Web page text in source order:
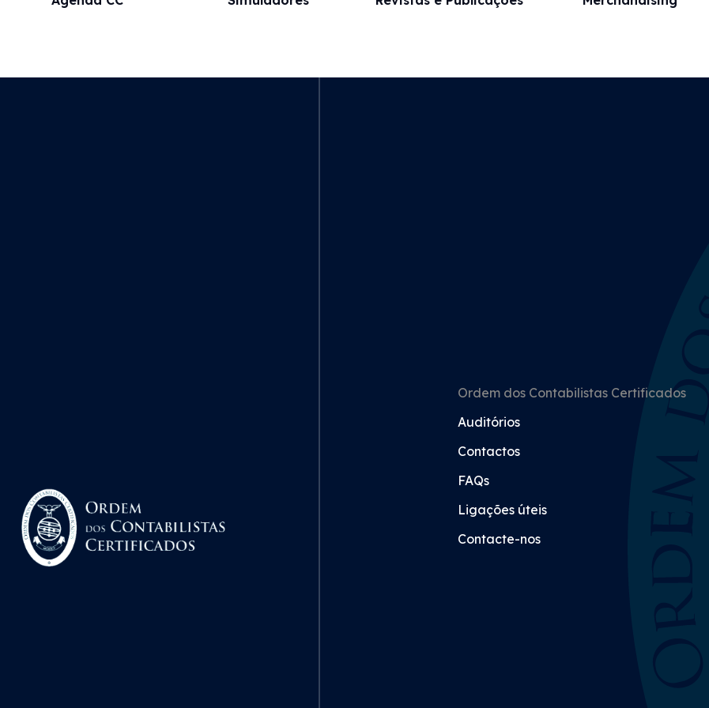
Ordem dos Contabilistas Certificados
Auditórios
Contactos
FAQs
Ligações úteis
Contacte-nos